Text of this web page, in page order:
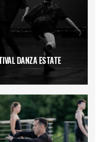
DANZA ESTATE